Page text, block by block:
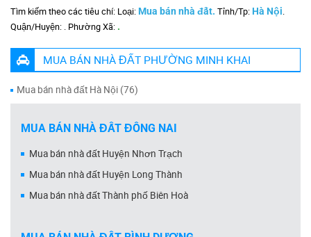
Tìm kiếm theo các tiêu chí: Loại: Mua bán nhà đất. Tỉnh/Tp: Hà Nội.
Quận/Huyện: . Phường Xã: .
MUA BÁN NHÀ ĐẤT PHƯỜNG MINH KHAI
Mua bán nhà đất Hà Nội (76)
MUA BÁN NHÀ ĐẤT ĐỒNG NAI
Mua bán nhà đất Huyện Nhơn Trạch
Mua bán nhà đất Huyện Long Thành
Mua bán nhà đất Thành phố Biên Hoà